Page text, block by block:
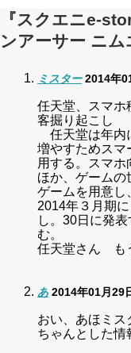
『スクエニe-
ンアーサー ニム
ミスター 2014年
任天堂、スマ
客掘り起こし
任天堂は年内
増やすためスマ
用する。スマホ
ほか、ゲームの
ゲームを用意し
2014年３月期
し。30日に発
む。
任天堂さん も
あ 2014年01月29
おい、あほミス
ちゃんとした情